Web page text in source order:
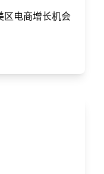
区电商增长机会